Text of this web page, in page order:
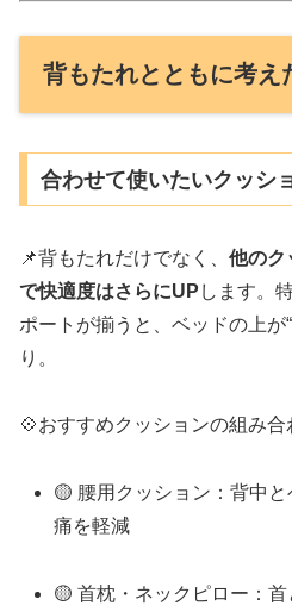
背もたれとともに考え
合わせて使いたいクッシ
📌背もたれだけでなく、 他のク
で快適度はさらにUP します。
ポートが揃うと、ベッドの上が
り。
💠おすすめクッションの組み合
🟡 腰用クッション：背中
痛を軽減
🟡 首枕・ネックピロー：